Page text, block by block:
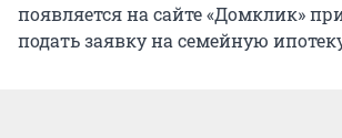
появляется на сайте «Домклик»
подать заявку на семейную